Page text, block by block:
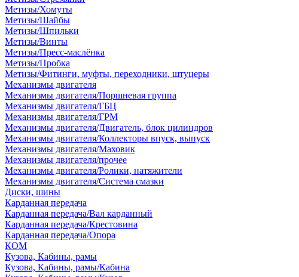
Метизы/Хомуты
Метизы/Шайбы
Метизы/Шпильки
Метизы/Винты
Метизы/Пресс-маслёнка
Метизы/Пробка
Метизы/Фитинги, муфты, переходники, штуцеры
Механизмы двигателя
Механизмы двигателя/Поршневая группа
Механизмы двигателя/ГБЦ
Механизмы двигателя/ГРМ
Механизмы двигателя/Двигатель, блок цилиндров
Механизмы двигателя/Коллекторы впуск, выпуск
Механизмы двигателя/Маховик
Механизмы двигателя/прочее
Механизмы двигателя/Ролики, натяжители
Механизмы двигателя/Система смазки
Диски, шины
Карданная передача
Карданная передача/Вал карданный
Карданная передача/Крестовина
Карданная передача/Опора
КОМ
Кузова, Кабины, рамы
Кузова, Кабины, рамы/Кабина